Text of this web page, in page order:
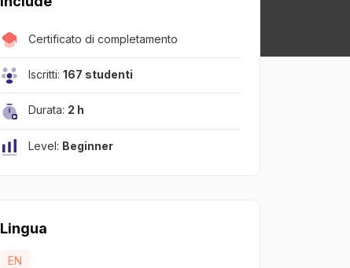
Certificato di completamento
Iscritti: 167 studenti
Durata: 2 h
Level: Beginner
Lingua
EN